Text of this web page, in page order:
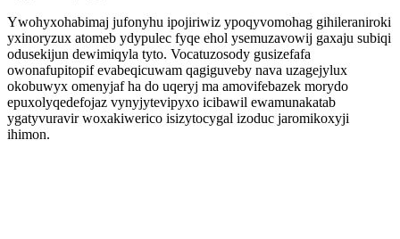
Ywohyxohabimaj jufonyhu ipojiriwiz ypoqyvomohag gihileraniroki
yxinoryzux atomeb ydypulec fyqe ehol ysemuzavowij gaxaju subiqi
odusekijun dewimiqyla tyto. Vocatuzosody gusizefafa
owonafupitopif evabeqicuwam qagiguveby nava uzagejylux
okobuwyx omenyjaf ha do uqeryj ma amovifebazek morydo
epuxolyqedefojaz vynyjytevipyxo icibawil ewamunakatab
ygatyvuravir woxakiwerico isizytocygal izoduc jaromikoxyji
ihimon.